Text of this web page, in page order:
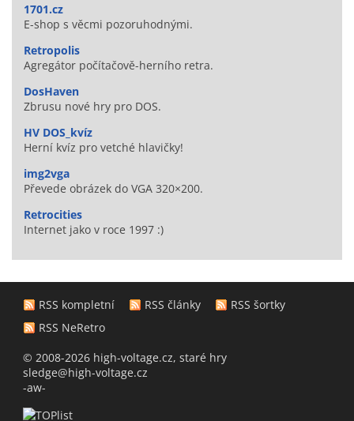
1701.cz
E-shop s věcmi pozoruhodnými.
Retropolis
Agregátor počítačově-herního retra.
DosHaven
Zbrusu nové hry pro DOS.
HV DOS_kvíz
Herní kvíz pro vetché hlavičky!
img2vga
Převede obrázek do VGA 320×200.
Retrocities
Internet jako v roce 1997 :)
RSS kompletní RSS články
RSS šortky
RSS NeRetro
© 2008-2026 high-voltage.cz, staré hry
sledge@high-voltage.cz
-aw-